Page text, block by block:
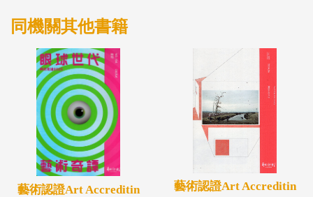
同機關其他書籍
藝術認證Art Accreditin 藝術認證Art Accreditin